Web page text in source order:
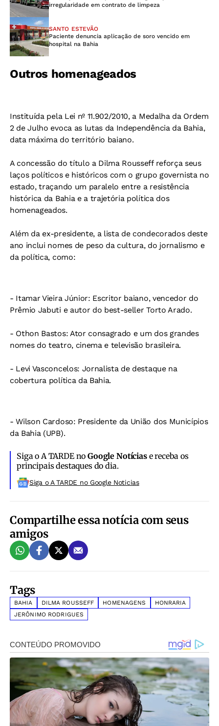
irregularidade em contrato de limpeza
SANTO ESTEVÃO
Paciente denuncia aplicação de soro vencido em
hospital na Bahia
Outros homenageados
Instituída pela Lei nº 11.902/2010, a Medalha da Ordem
2 de Julho evoca as lutas da Independência da Bahia,
data máxima do território baiano.
A concessão do título a Dilma Rousseff reforça seus
laços políticos e históricos com o grupo governista no
estado, traçando um paralelo entre a resistência
histórica da Bahia e a trajetória política dos
homenageados.
Além da ex-presidente, a lista de condecorados deste
ano inclui nomes de peso da cultura, do jornalismo e
da política, como:
- Itamar Vieira Júnior: Escritor baiano, vencedor do
Prêmio Jabuti e autor do best-seller Torto Arado.
- Othon Bastos: Ator consagrado e um dos grandes
nomes do teatro, cinema e televisão brasileira.
- Levi Vasconcelos: Jornalista de destaque na
cobertura política da Bahia.
- Wilson Cardoso: Presidente da União dos Municípios
da Bahia (UPB).
Siga o A TARDE noGoogle Notíciase receba os
principais destaques do dia.
Siga o A TARDE no Google Noticias
Compartilhe essa notícia com seus
amigos
Tags
BAHIA DILMA ROUSSEFF HOMENAGENS
HONRARIA
JERÔNIMO RODRIGUES